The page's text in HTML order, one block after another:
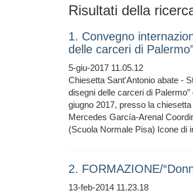
Risultati della
1. Convegno
delle carceri di
5-giu-2017 11.05.12
Chiesetta Sant'Antonio abate -
disegni delle carceri di
giugno 2017, presso la
Mercedes García-Arenal
(Scuola Normale Pisa) Icone di
2. FORMAZIONE/
13-feb-2014 11.23.18